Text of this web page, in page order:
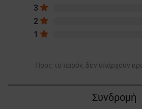
3
2
1
Προς το παρόν, δεν υπάρχουν
Συνδρομή